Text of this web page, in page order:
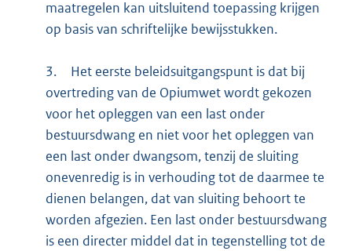
maatregelen kan uitsluitend toepassing krijgen
op basis van schriftelijke bewijsstukken.
3.
Het eerste beleidsuitgangspunt is dat bij
overtreding van de Opiumwet wordt gekozen
voor het opleggen van een last onder
bestuursdwang en niet voor het opleggen van
een last onder dwangsom, tenzij de sluiting
onevenredig is in verhouding tot de daarmee te
dienen belangen, dat van sluiting behoort te
worden afgezien. Een last onder bestuursdwang
is een directer middel dat in tegenstelling tot de